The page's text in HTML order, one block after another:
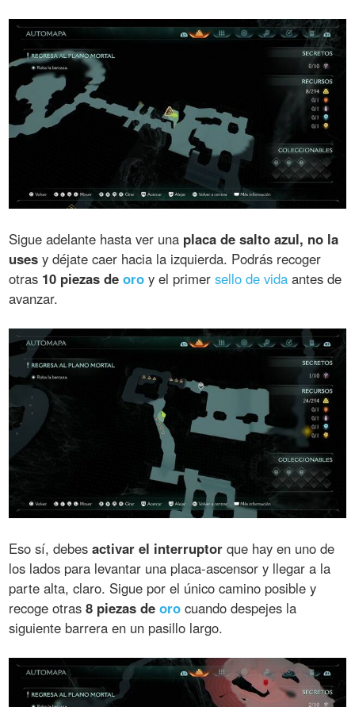
Sigue adelante hasta ver una placa de salto azul, no la
uses y déjate caer hacia la izquierda. Podrás recoger
otras 10 piezas deoro y el primersello de vida antes de
avanzar.
Eso sí, debesactivar el interruptor que hay en uno de
los lados para levantar una placa-ascensor y llegar a la
parte alta, claro. Sigue por el único camino posible y
recoge otras8 piezas deoro cuando despejes la
siguiente barrera en un pasillo largo.